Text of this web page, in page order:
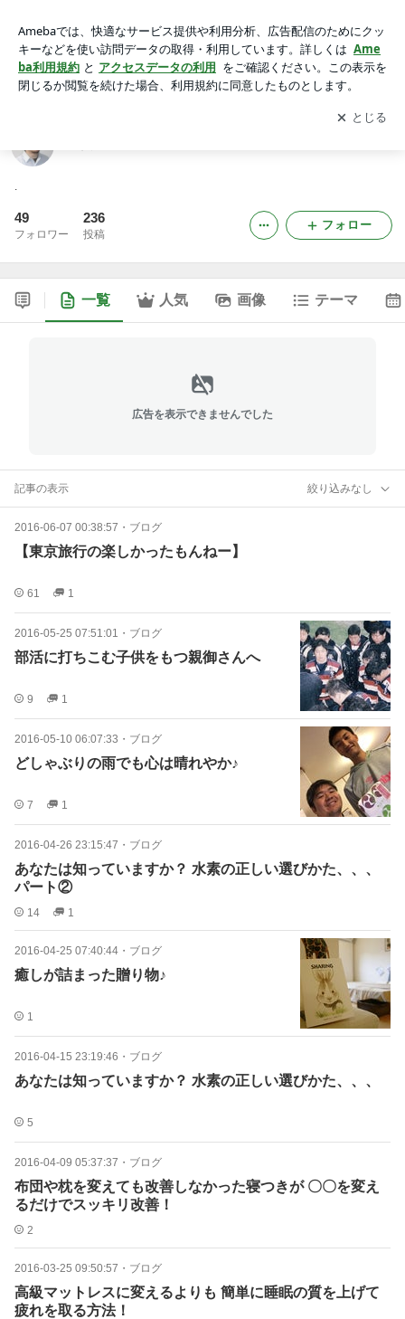
アプリをダウンロードして ブログの更新通知
を受け取りまし
ょう。
開く
.
49
フォロワー
236
投稿
フォロー
一覧 人気 画像 テーマ
広告を表示できませんでした
記事の表示 絞り込みなし
2016-06-07 00:38:57 ・ ブログ
【東京旅行の楽しかったもんねー】
61 1
2016-05-25 07:51:01 ・ ブログ
部活に打ちこむ子供をもつ親御さんへ
9 1
2016-05-10 06:07:33 ・ ブログ
どしゃぶりの雨でも心は晴れやか♪
7 1
2016-04-26 23:15:47 ・ ブログ
あなたは知っていますか？ 水素の正しい選びかた、、、
パート②
14 1
2016-04-25 07:40:44 ・ ブログ
癒しが詰まった贈り物♪
1
2016-04-15 23:19:46 ・ ブログ
あなたは知っていますか？ 水素の正しい選びかた、、、
5
2016-04-09 05:37:37 ・ ブログ
布団や枕を変えても改善しなかった寝つきが 〇〇を変え
るだけでスッキリ改善！
2
2016-03-25 09:50:57 ・ ブログ
高級マットレスに変えるよりも 簡単に睡眠の質を上げて
疲れを取る方法！